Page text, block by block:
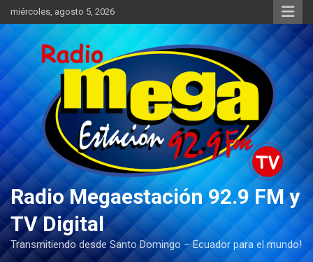
Saltar
al
contenido
miércoles, agosto 5, 2026
Radio Megaestación 92.9 FM y
TV Digital
Transmitiendo desde Santo Domingo – Ecuador para el mundo!